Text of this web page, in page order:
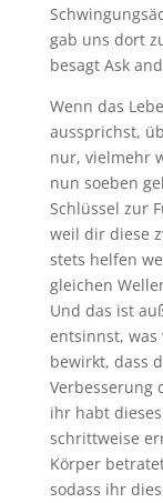
gab uns dort
besagt Ask
Wenn das
aussprichst,
nur, vielmehr
nun soeben
Schlüssel zur
weil dir diese
stets helfen
gleichen
Und das ist
entsinnst, was
bewirkt, dass
Verbesserung
ihr habt
schrittweise
Körper
sodass ihr